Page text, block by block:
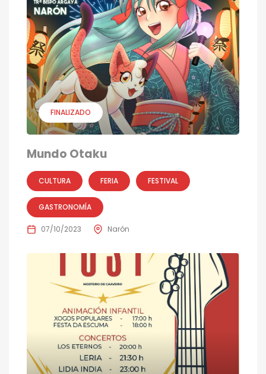
FINALIZADO
Mundo Otaku
CULTURA FERIA FESTIVAL
GASTRONOMÍA
07/10/2023 Narón